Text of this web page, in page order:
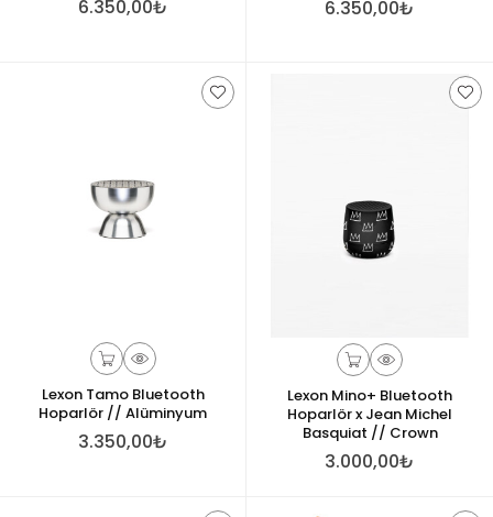
6.350,00₺ 6.350,00₺
Lexon Tamo Bluetooth
Hoparlör // Alüminyum
3.350,00₺
Lexon Mino+ Bluetooth
Hoparlör x Jean Michel
Basquiat // Crown
3.000,00₺